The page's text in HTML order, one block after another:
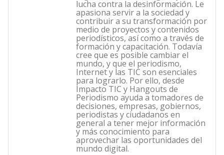
lucha contra la desinformación. Le
apasiona servir a la sociedad y
contribuir a su transformación por
medio de proyectos y contenidos
periodísticos, así como a través de
formación y capacitación. Todavía
cree que es posible cambiar el
mundo, y que el periodismo,
Internet y las TIC son esenciales
para lograrlo. Por ello, desde
Impacto TIC y Hangouts de
Periodismo ayuda a tomadores de
decisiones, empresas, gobiernos,
periodistas y ciudadanos en
general a tener mejor información
y más conocimiento para
aprovechar las oportunidades del
mundo digital.